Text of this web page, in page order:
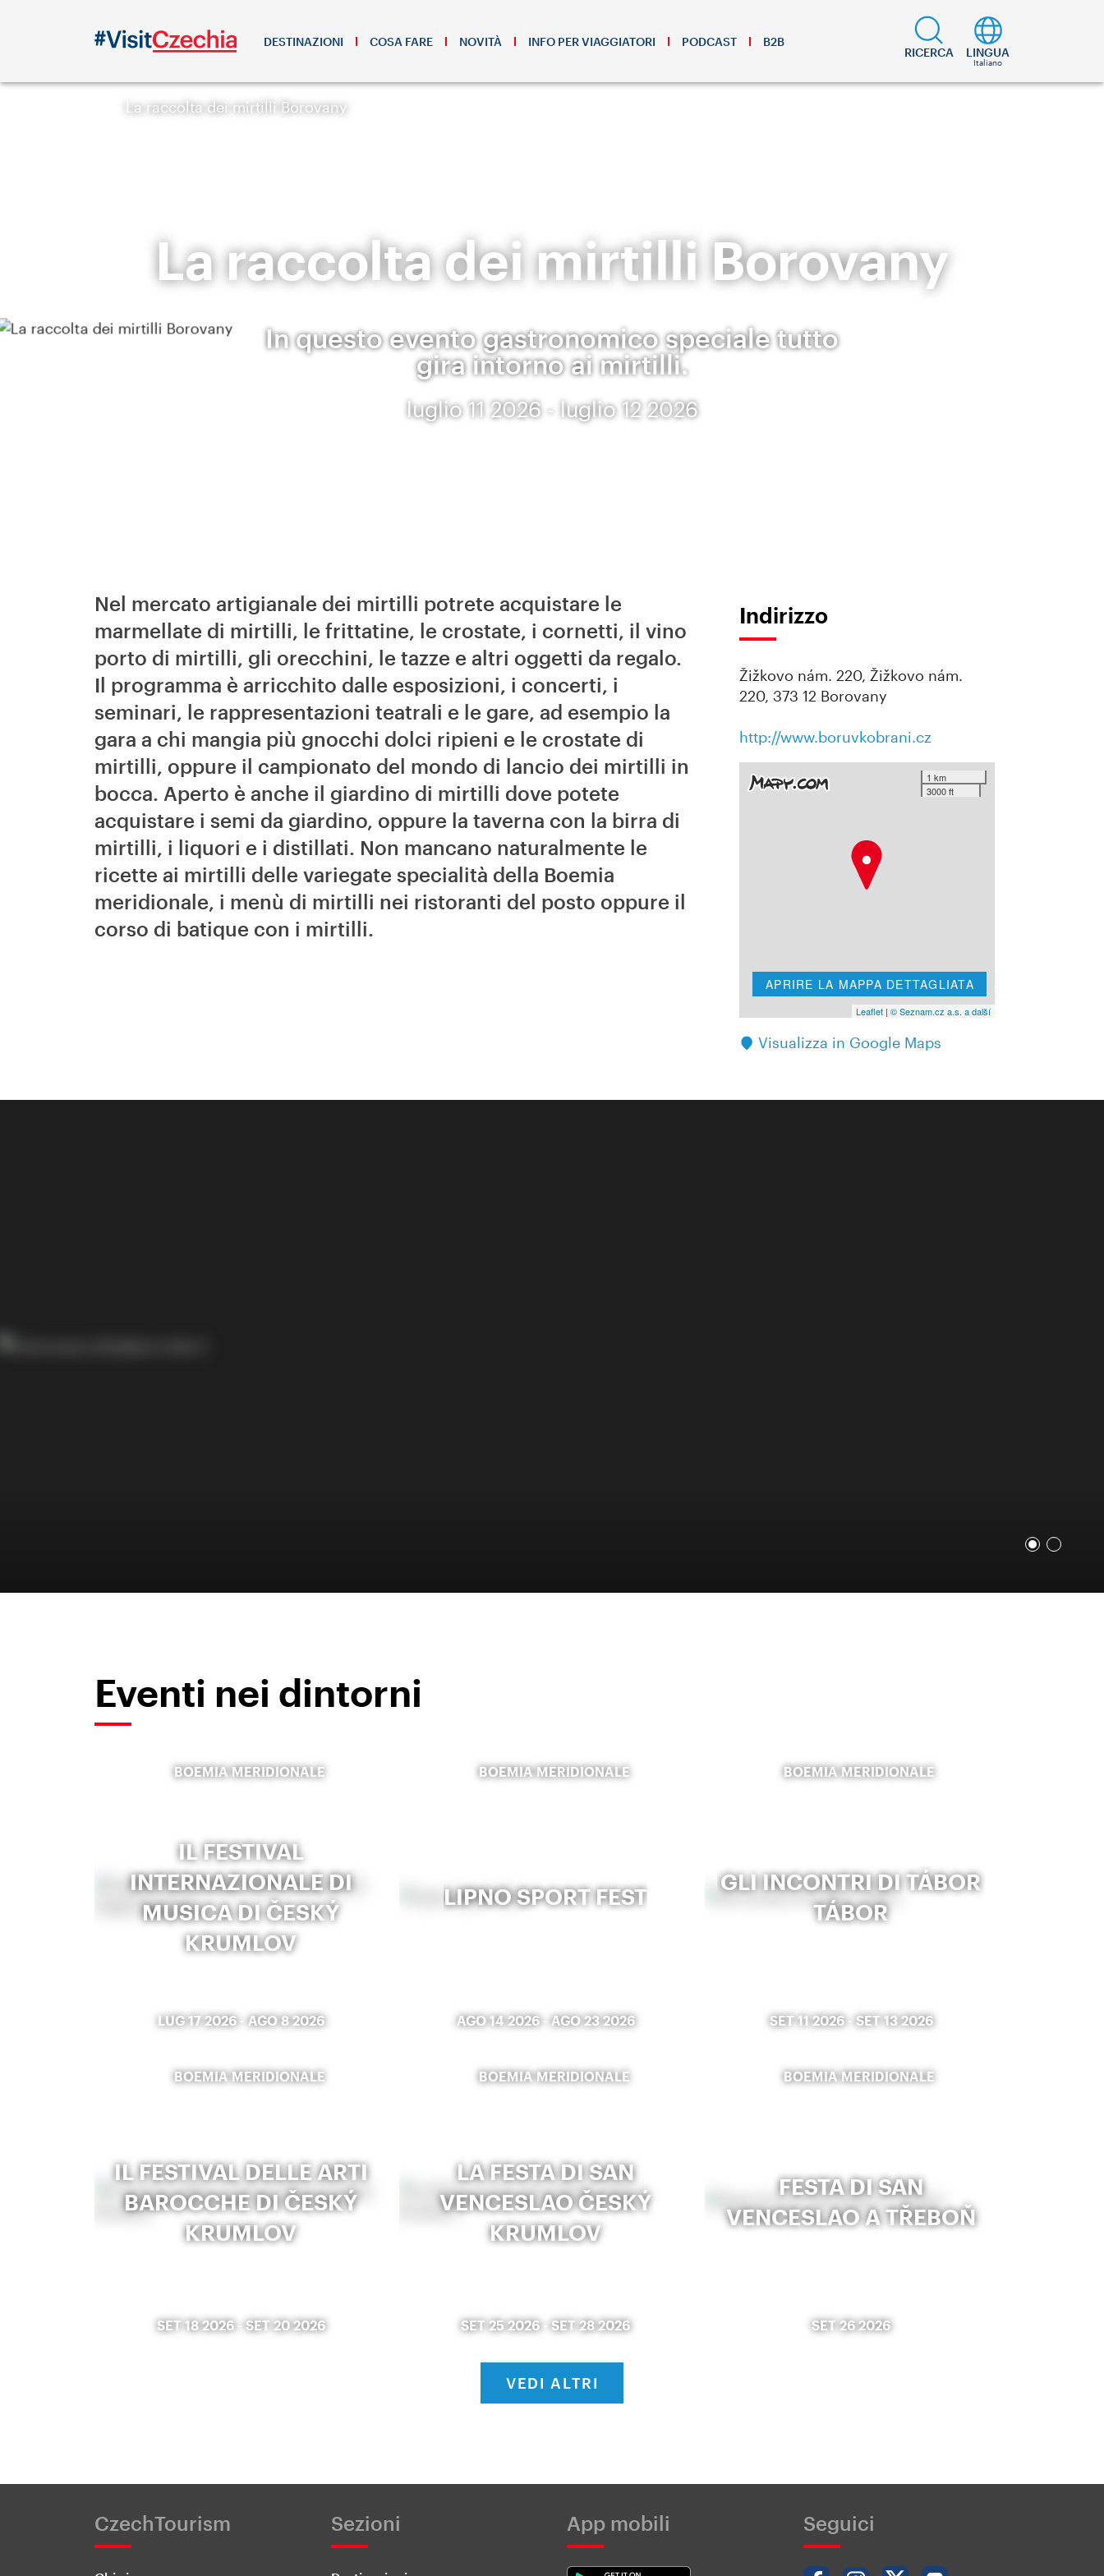
DESTINAZIONI COSA FARE NOVITÀ INFO PER VIAGGIATORI PODCAST B2B
RICERCA LINGUA
Italiano
La raccolta dei mirtilli Borovany
La raccolta dei mirtilli Borovany
In questo evento gastronomico speciale tutto
gira intorno ai mirtilli.
luglio 11 2026 - luglio 12 2026
Nel mercato artigianale dei mirtilli potrete acquistare le
marmellate di mirtilli, le frittatine, le crostate, i cornetti, il vino
porto di mirtilli, gli orecchini, le tazze e altri oggetti da regalo.
Il programma è arricchito dalle esposizioni, i concerti, i
seminari, le rappresentazioni teatrali e le gare, ad esempio la
gara a chi mangia più gnocchi dolci ripieni e le crostate di
mirtilli, oppure il campionato del mondo di lancio dei mirtilli in
bocca. Aperto è anche il giardino di mirtilli dove potete
acquistare i semi da giardino, oppure la taverna con la birra di
mirtilli, i liquori e i distillati. Non mancano naturalmente le
ricette ai mirtilli delle variegate specialità della Boemia
meridionale, i menù di mirtilli nei ristoranti del posto oppure il
corso di batique con i mirtilli.
Indirizzo
Žižkovo nám. 220, Žižkovo nám.
220, 373 12 Borovany
http://www.boruvkobrani.cz
1 km
3000 ft
APRIRE LA MAPPA DETTAGLIATA
Leaflet| © Seznam.cz a.s. a další
Visualizza in Google Maps
Eventi nei dintorni
BOEMIA MERIDIONALE
IL FESTIVAL
INTERNAZIONALE DI
MUSICA DI ČESKÝ
KRUMLOV
LUG 17 2026- AGO 8 2026
BOEMIA MERIDIONALE
LIPNO SPORT FEST
AGO 14 2026- AGO 23 2026
BOEMIA MERIDIONALE
GLI INCONTRI DI TÁBOR
TÁBOR
SET 11 2026- SET 13 2026
BOEMIA MERIDIONALE
IL FESTIVAL DELLE ARTI
BAROCCHE DI ČESKÝ
KRUMLOV
SET 18 2026- SET 20 2026
BOEMIA MERIDIONALE
LA FESTA DI SAN
VENCESLAO ČESKÝ
KRUMLOV
SET 25 2026 SET 28 2026
BOEMIA MERIDIONALE
FESTA DI SAN
VENCESLAO A TŘEBOŇ
SET 26 2026
VEDI ALTRI
CzechTourism Sezioni App mobili Seguici